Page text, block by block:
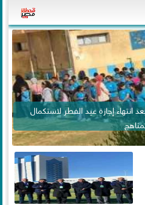
إجازة عيد الفطر لاستكمال